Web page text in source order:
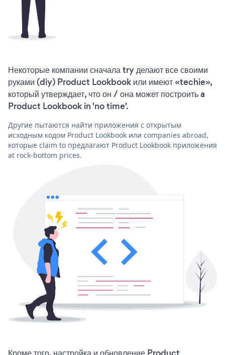
Некоторые компании сначала try делают все своими
руками (diy) Product Lookbook или имеют «techie»,
который утверждает, что он / она может построить a
Product Lookbook in 'no time'.
Другие пытаются найти приложения с открытым
исходным кодом Product Lookbook или companies abroad,
которые claim to предлагают Product Lookbook приложения
at rock-bottom prices.